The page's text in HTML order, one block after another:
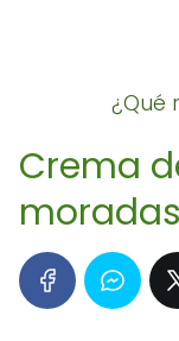
¿Qué
Crema
moradas